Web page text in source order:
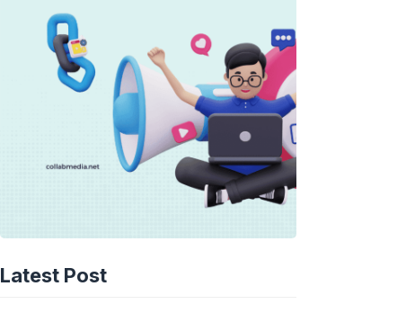
Latest Post